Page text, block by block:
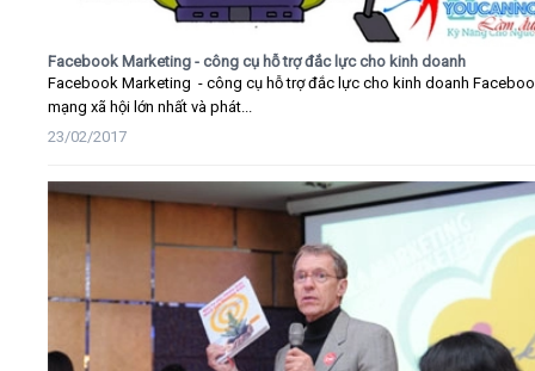
Facebook Marketing - công cụ hỗ trợ đắc lực cho kinh doanh
Facebook Marketing - công cụ hỗ trợ đắc lực cho kinh doanh
mạng xã hội lớn nhất và phát...
23/02/2017